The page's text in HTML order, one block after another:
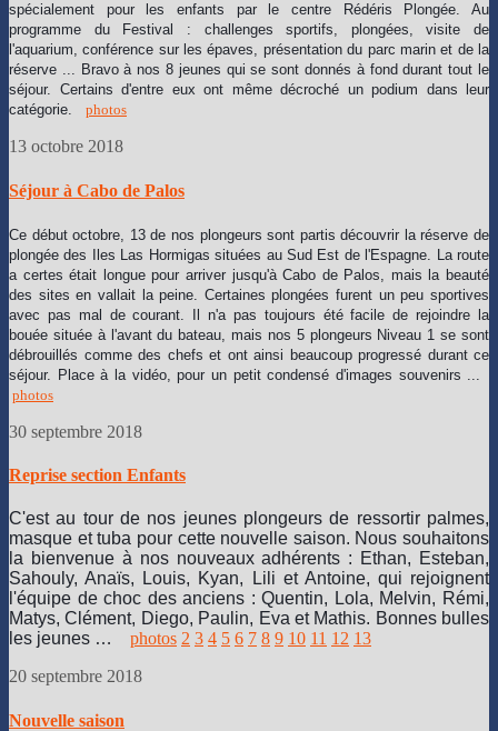
spécialement pour les enfants par le centre Rédéris Plongée. Au
programme du Festival : challenges sportifs, plongées, visite de
l'aquarium, conférence sur les épaves, présentation du parc marin et de la
réserve ... Bravo à nos 8 jeunes qui se sont donnés à fond durant tout le
séjour. Certains d'entre eux ont même décroché un podium dans leur
catégorie.
photos
13 octobre 2018
Séjour à Cabo de Palos
Ce début octobre, 13 de nos plongeurs sont partis découvrir la réserve de
plongée des Iles Las Hormigas situées au Sud Est de l'Espagne. La route
a certes était longue pour arriver jusqu'à Cabo de Palos, mais la beauté
des sites en vallait la peine. Certaines plongées furent un peu sportives
avec pas mal de courant. Il n'a pas toujours été facile de rejoindre la
bouée située à l'avant du bateau, mais nos 5 plongeurs Niveau 1 se sont
débrouillés comme des chefs et ont ainsi beaucoup progressé durant ce
séjour. Place à la vidéo, pour un petit condensé d'images souvenirs ...
photos
30 septembre 2018
Reprise section Enfants
C'est au tour de nos jeunes plongeurs de ressortir palmes,
masque et tuba pour cette nouvelle saison. Nous souhaitons
la bienvenue à nos nouveaux adhérents : Ethan, Esteban,
Sahouly, Anaïs, Louis, Kyan, Lili et Antoine, qui rejoignent
l'équipe de choc des anciens : Quentin, Lola, Melvin, Rémi,
Matys, Clément, Diego, Paulin, Eva et Mathis. Bonnes bulles
les jeunes …
photos 2 3 4 5 6 7 8 9 10 11 12 13
20 septembre 2018
Nouvelle saison